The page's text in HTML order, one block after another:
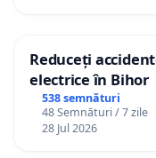
Reduceți
electrice în Bihor
538 semnături
48 Semnături / 7 zile
28 Jul 2026